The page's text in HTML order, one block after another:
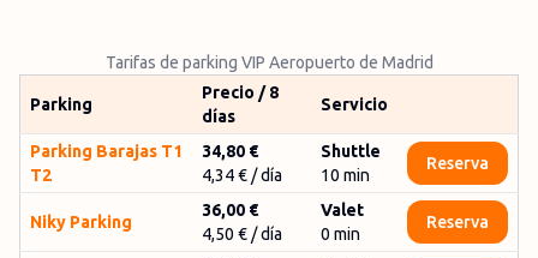
Tarifas de parking VIP Aeropuerto de Madrid
Parking
Precio / 8
días
Servicio
Parking Barajas T1
T2
34,80 €
4,34 € / día
Shuttle
10 min
Reserva
Niky Parking
36,00 €
4,50 € / día
Valet
0 min
Reserva